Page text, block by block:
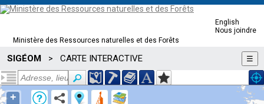
Ministère des Ressources naturelles et des Forêts
English
Nous joindre
SIGÉOM > CARTE INTERACTIVE ☰
+